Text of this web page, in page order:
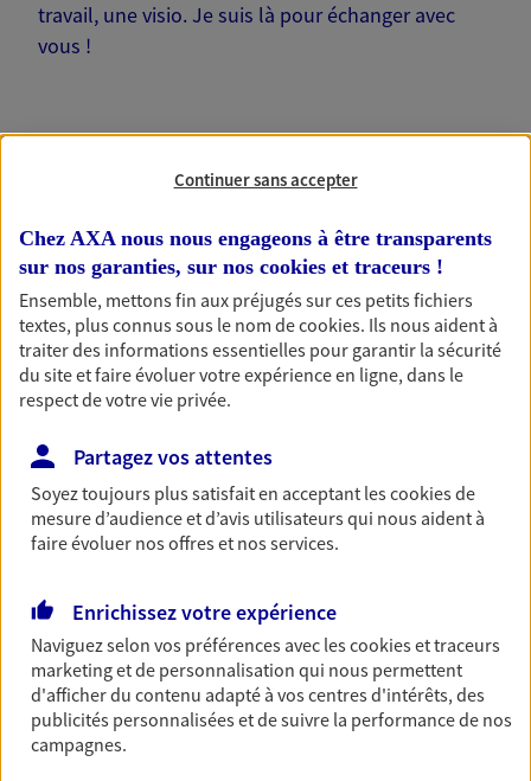
travail, une visio. Je suis là pour échanger avec
vous !
Nos offres phares
Épargne
Réalisez vos projets grâce à votre épargne : achat
immobilier, études des enfants ou voyage autour
du monde… Épargnez à votre rythme et
simplement, selon votre profil.
Découvrir les offres Épargne
Retraite
votre vie avec les conseils d'un expert. Découvrez
notre solution PER (Plan Epargne Retraite)
spécialement conçue pour la retraite.
Découvrir l'offre Retraite
Prévoyance
Continuer sans accepter
Chez AXA nous nous engageons à être transparents
sur nos garanties, sur nos cookies et traceurs !
Ensemble, mettons fin aux préjugés sur ces petits fichiers
textes, plus connus sous le nom decookies. Ils nous aident à
traiter des informations essentielles pour garantir la sécurité
du site et faire évoluer votre expérience en ligne, dans le
respect de votre vie privée.
Partagez vos attentes
Soyez toujours plus satisfait en acceptant lescookiesde
mesure d’audience et d’avis utilisateurs qui nous aident à
faire évoluer nos offres et nos services.
Enrichissez votre expérience
Naviguez selon vos préférences avec lescookies et traceurs
marketing et de personnalisation qui nous permettent
d'afficher du contenu adapté à vos centres d'intérêts, des
publicités personnalisées et de suivre la performance de nos
campagnes.